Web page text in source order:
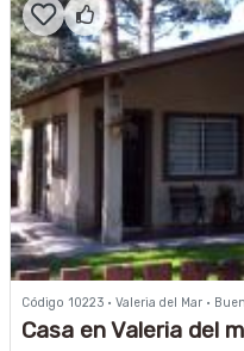
Código 10223 · Valeria del Mar ·
Casa en Valeria del